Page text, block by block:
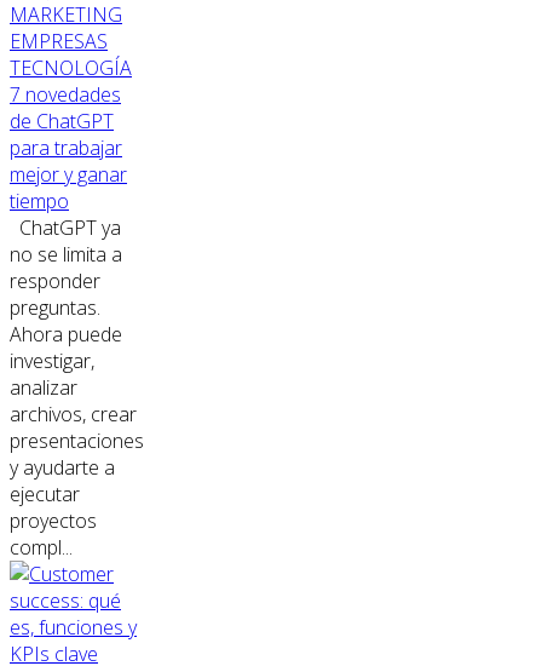
MARKETING
EMPRESAS
TECNOLOGÍA
7 novedades
de ChatGPT
para trabajar
mejor y ganar
tiempo
ChatGPT ya
no se limita a
responder
preguntas.
Ahora puede
investigar,
analizar
archivos, crear
presentaciones
y ayudarte a
ejecutar
proyectos
compl...